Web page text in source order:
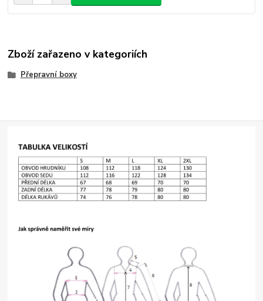
Zboží zařazeno v kategoriích
Přepravní boxy